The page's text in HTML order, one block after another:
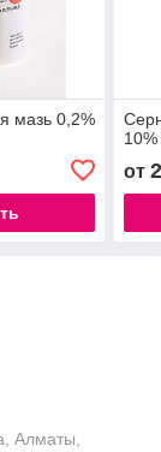
мазь 0,2%
10%
от
Алматы,